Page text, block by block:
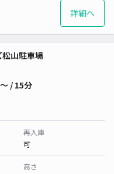
詳細へ
山駐車場
/ 15分
再入庫
可
高さ